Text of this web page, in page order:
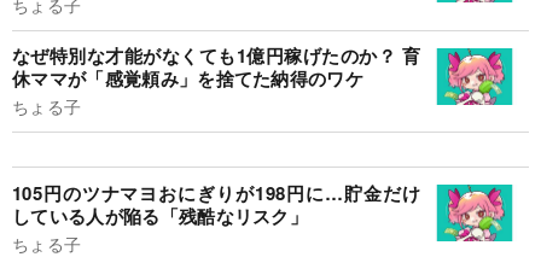
なぜ特別な才能がなくても1億円稼げたのか？ 育
休ママが「感覚頼み」を捨てた納得のワケ
ちょる子
105円のツナマヨおにぎりが198円に…貯金だけ
している人が陥る「残酷なリスク」
ちょる子